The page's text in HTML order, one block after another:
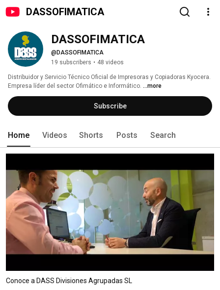
DASSOFIMATICA
DASSOFIMATICA
@DASSOFIMATICA
19 subscribers • 48 videos
Distribuidor y Servicio Técnico Oficial de Impresoras y Copiadoras Kyocera.
Empresa líder del sector Ofimático e Informático. ...more
Subscribe
Home Videos Shorts Posts Search
Conoce a DASS Divisiones Agrupadas SL